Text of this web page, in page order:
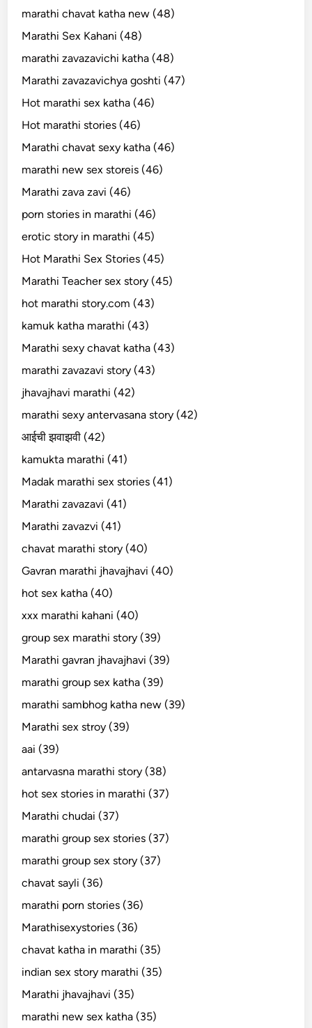
marathi chavat katha new (48)
Marathi Sex Kahani (48)
marathi zavazavichi katha (48)
Marathi zavazavichya goshti (47)
Hot marathi sex katha (46)
Hot marathi stories (46)
Marathi chavat sexy katha (46)
marathi new sex storeis (46)
Marathi zava zavi (46)
porn stories in marathi (46)
erotic story in marathi (45)
Hot Marathi Sex Stories (45)
Marathi Teacher sex story (45)
hot marathi story.com (43)
kamuk katha marathi (43)
Marathi sexy chavat katha (43)
marathi zavazavi story (43)
jhavajhavi marathi (42)
marathi sexy antervasana story (42)
आईची झवाझवी (42)
kamukta marathi (41)
Madak marathi sex stories (41)
Marathi zavazavi (41)
Marathi zavazvi (41)
chavat marathi story (40)
Gavran marathi jhavajhavi (40)
hot sex katha (40)
xxx marathi kahani (40)
group sex marathi story (39)
Marathi gavran jhavajhavi (39)
marathi group sex katha (39)
marathi sambhog katha new (39)
Marathi sex stroy (39)
aai (39)
antarvasna marathi story (38)
hot sex stories in marathi (37)
Marathi chudai (37)
marathi group sex stories (37)
marathi group sex story (37)
chavat sayli (36)
marathi porn stories (36)
Marathisexystories (36)
chavat katha in marathi (35)
indian sex story marathi (35)
Marathi jhavajhavi (35)
marathi new sex katha (35)